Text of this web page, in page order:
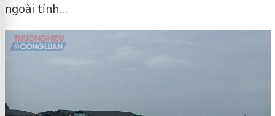
ngoài tỉnh…